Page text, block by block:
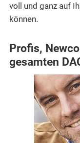
DE
voll und ganz auf
können.
Profis,
gesamten